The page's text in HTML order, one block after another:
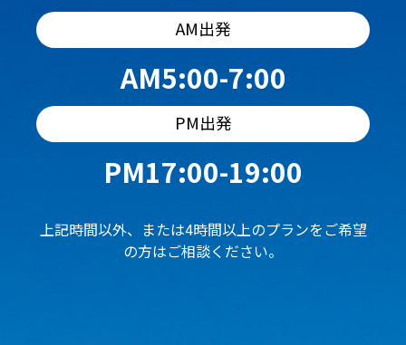
AM出発
AM5:00-7:00
PM出発
PM17:00-19:00
上記時間以外、または4時間以上のプランをご希望
の方はご相談ください。